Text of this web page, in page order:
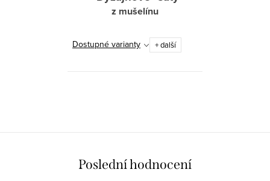
z mušelínu
Dostupné varianty + další
Poslední hodnocení